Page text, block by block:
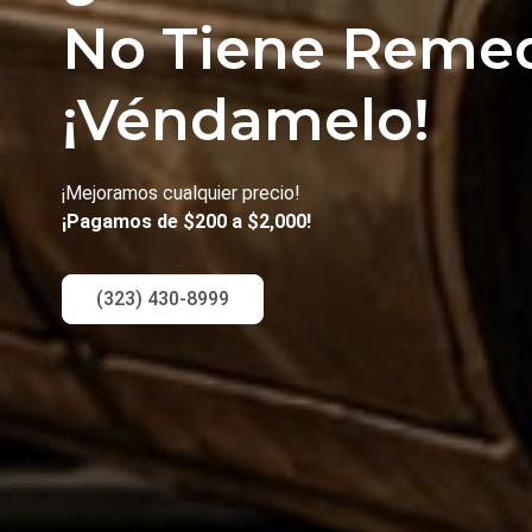
No Tiene
¡Véndamelo!
¡Mejoramos cualquier precio!
¡Pagamos de $200 a $2,000!
(323) 430-8999